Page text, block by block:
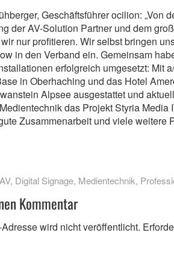
Geschäftsführer ocilion: „Von
der AV-Solution Partner und dem
nur profitieren. Wir selbst bringen
in den Verband ein. Gemeinsam
erfolgreich umgesetzt: Mit
in Oberhaching und das Hotel
Alpsee ausgestattet und
das Projekt Styria Media
Zusammenarbeit und viele weitere
AV, Digital Signage, Medientechnik,
Kommentar
wird nicht veröffentlicht.